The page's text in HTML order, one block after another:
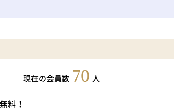
現在の会員数 70 人
料！